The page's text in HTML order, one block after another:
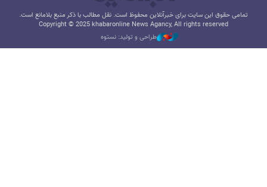
تمامی حقوق این سایت برای خبرآنلاین محفوظ است. نقل مطالب با ذکر منبع بلامانع است.
Copyright © 2025 khabaronline News Agancy, All rights reserved
طراحی و تولید: نستوه